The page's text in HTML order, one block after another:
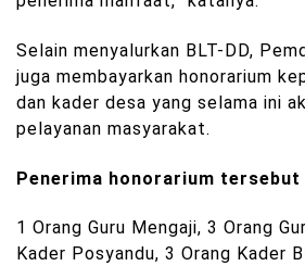
Selain menyalurkan BLT-DD,
juga membayarkan honorarium
dan kader desa yang selama ini
pelayanan masyarakat.
Penerima honorarium
1 Orang Guru Mengaji, 3 Orang
Kader Posyandu, 3 Orang Kader